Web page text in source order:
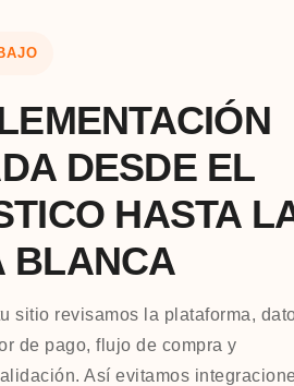
DESDE EL
HASTA
BLANCA
sitio revisamos la plataforma,
de pago, flujo de compra y
Así evitamos